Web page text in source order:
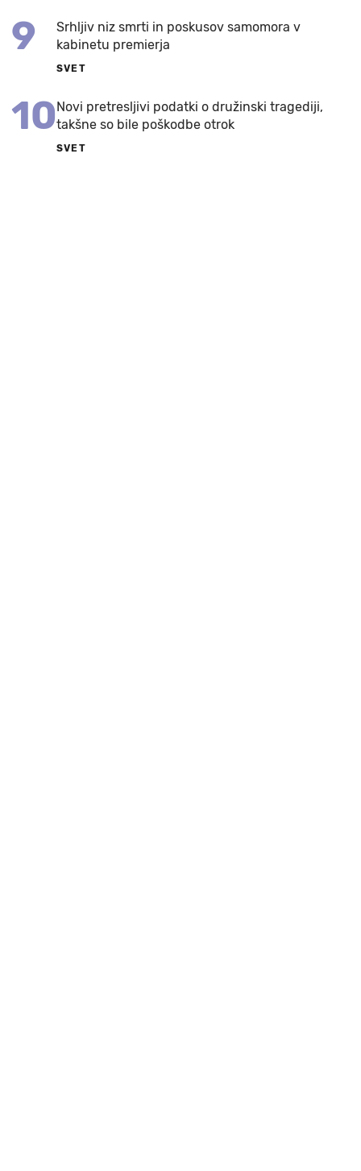
9
Srhljiv niz smrti in poskusov samomora v
kabinetu premierja
SVET
10Novi pretresljivi podatki o družinski tragediji,
takšne so bile poškodbe otrok
SVET